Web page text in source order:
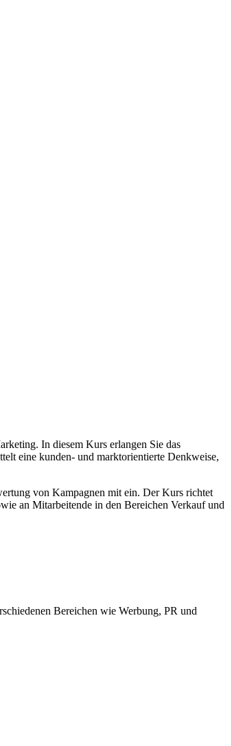
In diesem Kurs erlangen Sie das
eine kunden- und marktorientierte Denkweise,
von Kampagnen mit ein. Der Kurs richtet
an Mitarbeitende in den Bereichen Verkauf und
Bereichen wie Werbung, PR und